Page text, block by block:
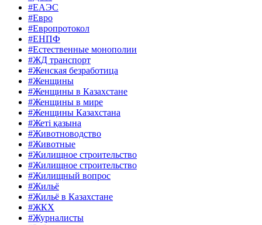
#ЕАЭС
#Евро
#Европротокол
#ЕНПФ
#Естественные монополии
#ЖД транспорт
#Женская безработица
#Женщины
#Женщины в Казахстане
#Женщины в мире
#Женщины Казахстана
#Жеті қазына
#Животноводство
#Животные
#Жилищное строительство
#Жилищное строительство
#Жилищный вопрос
#Жильё
#Жильё в Казахстане
#ЖКХ
#Журналисты